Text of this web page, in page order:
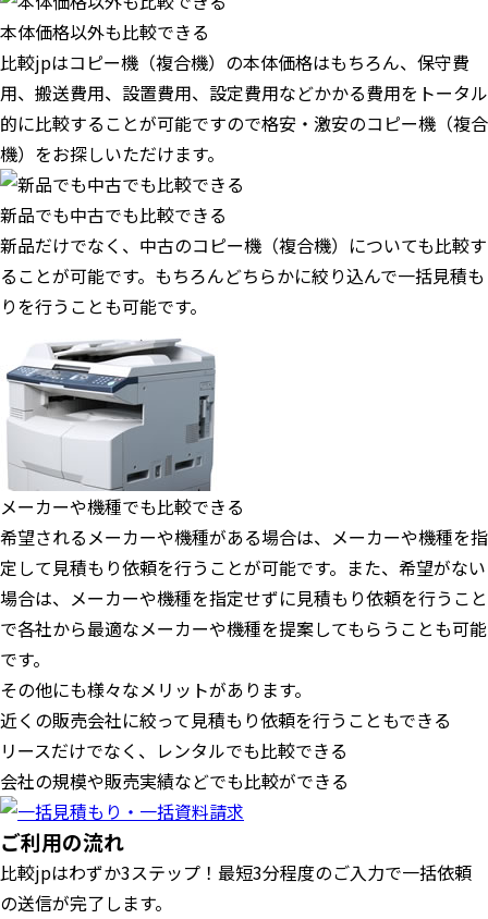
本体価格以外も比較できる
比較jpはコピー機（複合機）の本体価格はもちろん、保守費
用、搬送費用、設置費用、設定費用などかかる費用をトータル
的に比較することが可能ですので格安・激安のコピー機（複合
機）をお探しいただけます。
新品でも中古でも比較できる
新品だけでなく、中古のコピー機（複合機）についても比較す
ることが可能です。もちろんどちらかに絞り込んで一括見積も
りを行うことも可能です。
メーカーや機種でも比較できる
希望されるメーカーや機種がある場合は、メーカーや機種を指
定して見積もり依頼を行うことが可能です。また、希望がない
場合は、メーカーや機種を指定せずに見積もり依頼を行うこと
で各社から最適なメーカーや機種を提案してもらうことも可能
です。
その他にも様々なメリットがあります。
近くの販売会社に絞って見積もり依頼を行うこともできる
リースだけでなく、レンタルでも比較できる
会社の規模や販売実績などでも比較ができる
ご利用の流れ
比較jpはわずか3ステップ！最短3分程度のご入力で一括依頼
の送信が完了します。